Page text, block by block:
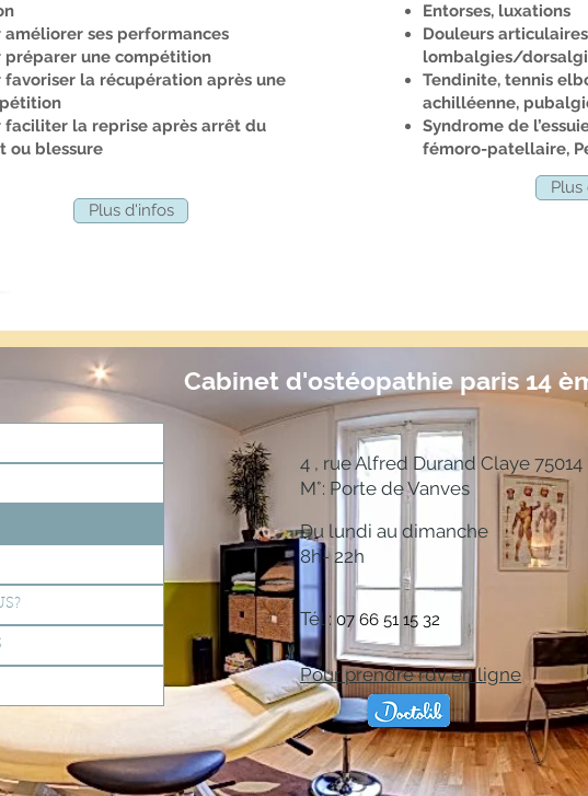
améliorer ses performances
préparer une compétition
favoriser la récupération après une
faciliter la reprise après arrêt du
ou blessure
Plus d'infos
Entorses, luxations
Douleurs
lombalgies/
Tendinite, tennis
achilléenne,
Syndrome de
fémoro-patellaire,
Plus
ostéo paris 14, ostéo paris 75014, ostéopathe |ostéopathe do paris| ostéopathe paris 1|ostéopathe 75001 ostéo paris 14ème Si vous recherchez un bon
Cabinet d'ostéopathie paris 14
4 , rue Alfred Durand Claye 75014
M°: Porte de Vanves
Du lundi au dimanche
8h- 22h
Tél : 07 66 51 15 32
Pour prendre rdv en ligne